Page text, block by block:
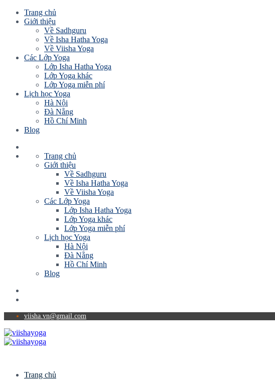
Trang chủ
Giới thiệu
Về Sadhguru
Về Isha Hatha Yoga
Về Viisha Yoga
Các Lớp Yoga
Lớp Isha Hatha Yoga
Lớp Yoga khác
Lớp Yoga miễn phí
Lịch học Yoga
Hà Nội
Đà Nẵng
Hồ Chí Minh
Blog
Trang chủ
Giới thiệu
Về Sadhguru
Về Isha Hatha Yoga
Về Viisha Yoga
Các Lớp Yoga
Lớp Isha Hatha Yoga
Lớp Yoga khác
Lớp Yoga miễn phí
Lịch học Yoga
Hà Nội
Đà Nẵng
Hồ Chí Minh
Blog
viisha.vn@gmail.com
Trang chủ